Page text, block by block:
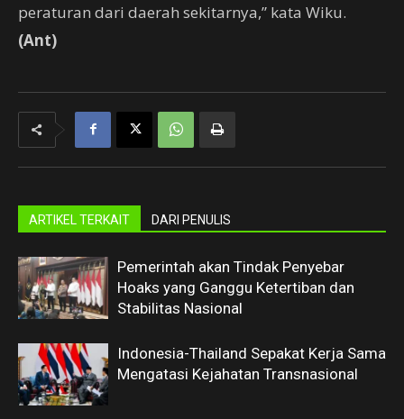
peraturan dari daerah sekitarnya,” kata Wiku.
(Ant)
ARTIKEL TERKAIT DARI PENULIS
Pemerintah akan Tindak Penyebar
Hoaks yang Ganggu Ketertiban dan
Stabilitas Nasional
Indonesia-Thailand Sepakat Kerja Sama
Mengatasi Kejahatan Transnasional